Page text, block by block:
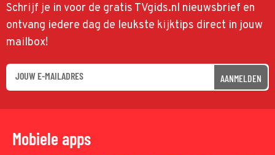
Schrijf je in voor de gratis TVgids.nl nieuwsbrief en
ontvang iedere dag de leukste kijktips direct in jouw
mailbox!
AANMELDEN
Mobiele apps